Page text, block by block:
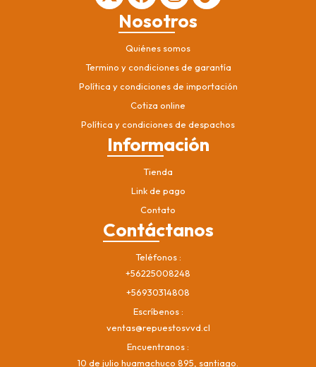
Nosotros
Quiénes somos
Termino y condiciones de garantía
Política y condiciones de importación
Cotiza online
Política y condiciones de despachos
Información
Tienda
Link de pago
Contato
Contáctanos
Teléfonos
+56225008248
+56930314808
Escríbenos
ventas@repuestosvvd.cl
Encuentranos
10 de julio huamachuco 895, santiago.